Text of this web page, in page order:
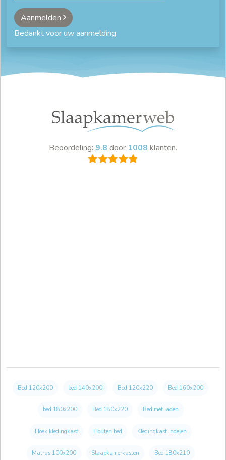
Aanmelden
Bedankt voor uw aanmelding
Beoordeling: 9.8 door 1008 klanten.
Bed 120x200 bed 140x200 Bed 120x220 Bed 160x200
bed 180x200 Bed 180x220 Bed met laden
Hoek kledingkast Houten bed Kledingkast indelen
Matras 100x200 Slaapkamerkasten Bed 180x210